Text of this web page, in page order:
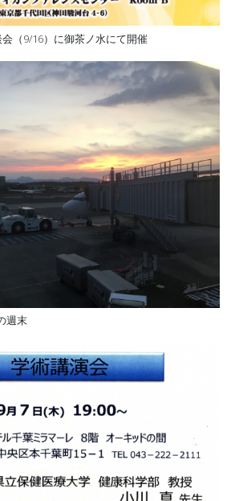
（9/16）に御茶ノ水にて開催
週末